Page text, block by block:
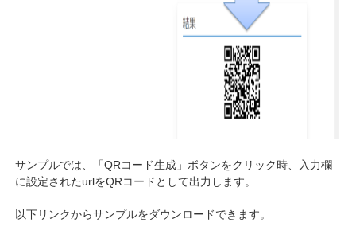
サンプルでは、「QRコード生成」ボタンをクリック時、入力欄
に設定されたurlをQRコードとして出力します。
以下リンクからサンプルをダウンロードできます。